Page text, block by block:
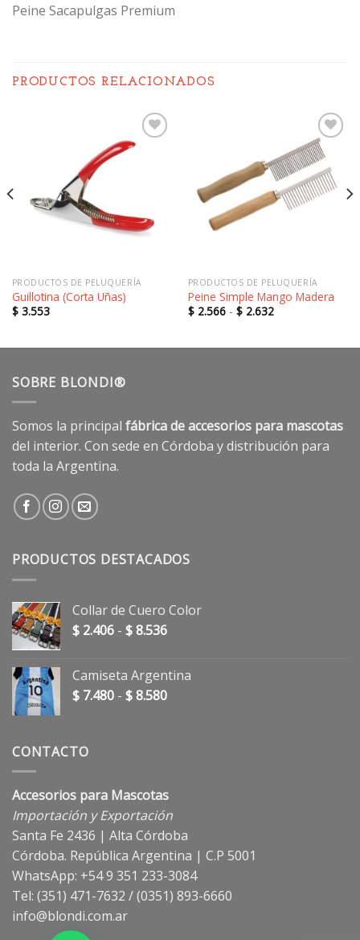
Peine Sacapulgas Premium
PRODUCTOS RELACIONADOS
PRODUCTOS DE PELUQUERÍA
Guillotina (Corta Uñas)
$3.553
Añadir
a la
lista de
PRODUCTOS DE PELUQUERÍA
Peine Simple Mango Madera
$2.566 - $2.632Rango
$ 2.566
SOBRE BLONDI®
Somos la principal fábrica de accesorios para mascotas
del interior. Con sede en Córdoba y distribución para
toda la Argentina.
PRODUCTOS DESTACADOS
Collar de Cuero Color
$ 2.406 - $8.536Rango
desde
$ 2.406
Camiseta Argentina
$ 7.480 - $8.580Rango
$ 8.580
CONTACTO
Accesorios para Mascotas
Importación y Exportación
Santa Fe 2436 | Alta Córdoba
Córdoba. República Argentina | C.P 5001
WhatsApp: +54 9 351 233-3084
Tel: (351) 471-7632 / (0351) 893-6660
info@blondi.com.ar